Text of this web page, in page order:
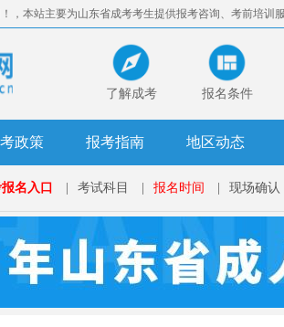
，本站主要为山东省成考考生提供报考咨询、考前培训
了解成考 报名条件
政策 报考指南 地区动态
名入口 考试科目 报名时间 现场确认